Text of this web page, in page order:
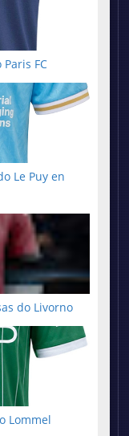
FC
Le Puy en
do Livorno
Lommel